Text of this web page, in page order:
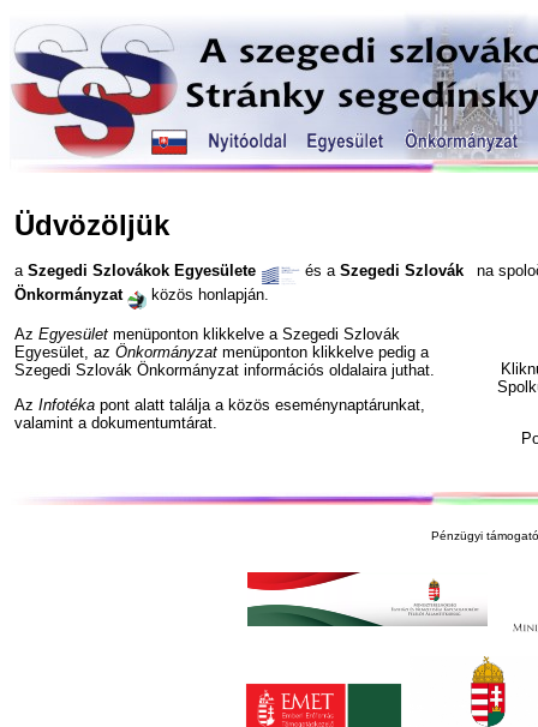
Üdvözöljük
a Szegedi Szlovákok Egyesülete és a Szegedi Szlovák
Önkormányzat
közös honlapján.
Az Egyesület menüponton klikkelve a Szegedi Szlovák
Egyesület, az Önkormányzat menüponton klikkelve pedig a
Szegedi Szlovák Önkormányzat információs oldalaira juthat.
Az Infotéka pont alatt találja a közös eseménynaptárunkat,
valamint a dokumentumtárat.
na
Pénzügyi